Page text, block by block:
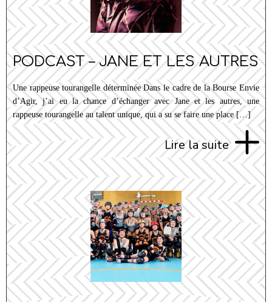
PODCAST – JANE ET LES AUTRES
Une rappeuse tourangelle déterminée Dans le cadre de la Bourse Envie
d’Agir, j’ai eu la chance d’échanger avec Jane et les autres, une
rappeuse tourangelle au talent unique, qui a su se faire une place […]
Lire la suite